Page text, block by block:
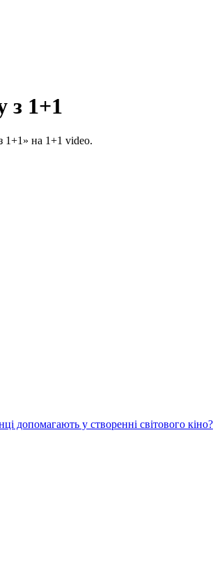
з 1+1
1+1» на 1+1 video.
допомагають у створенні світового кіно?